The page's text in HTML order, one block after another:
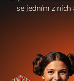
se jedním z